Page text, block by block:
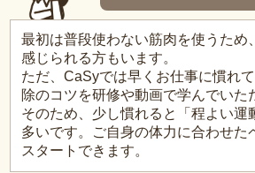
最初は普段使わない筋肉を使うため
感じられる方もいます。
ただ、CaSyでは早くお仕事に慣れ
除のコツを研修や動画で学んでいた
そのため、少し慣れると「程よい運
多いです。ご自身の体力に合わせた
スタートできます。